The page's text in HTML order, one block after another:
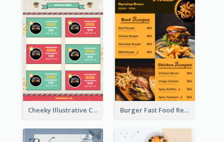
Cheeky Illustrative Christmas Celebration Menu Design Burger Fast Food Restaurant Menu Design